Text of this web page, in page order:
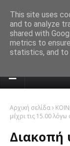
Αρχική σελίδα
μέχρι τις 15.00
Διακοπή
This site uses
and to analyze
shared with
metrics to
statistics, and to